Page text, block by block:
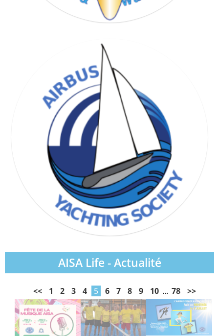
WIND & WAVE SOCIETY
AISA Life - Actualité
<< 1 2 3 4 5 6 7 8 9 10 ... 78 >>